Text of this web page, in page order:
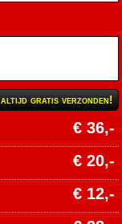
altijd gratis verzonden!
€ 36,-
€ 20,-
€ 12,-